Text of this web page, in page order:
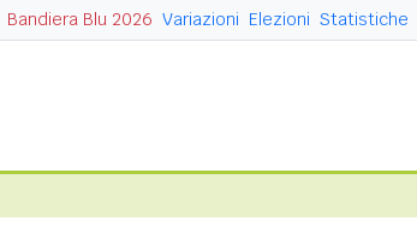
Bandiera Blu 2026 Variazioni Elezioni Statistiche